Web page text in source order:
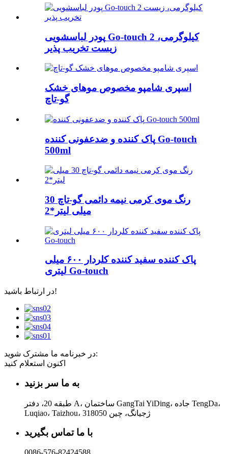
پودر لباسشویی Go-touch 2 کیلوگرمی،
زیست تخریب پذیر
اسپری شامپو مخصوص موهای خشک
گو-تاچ
پاک کننده و ضدعفونی کننده Go-touch
500ml
رنگ موی کرمی نیمه دائمی گو-تاچ 30
میلی لیتر*2
پاک کننده سفید کننده کلردار ۶۰۰ میلی
لیتری Go-touch
در ارتباط باشید!
در خبرنامه ما مشترک شوید:
اکنون استعلام کنید
به ما سر بزنید
طبقه 20، دفتر A، ساختمان GangTai YiDing، جاده TengDa،
Luqiao، Taizhou، ژجیانگ، چین 318050
با ما تماس بگیرید
0086-576-82424588